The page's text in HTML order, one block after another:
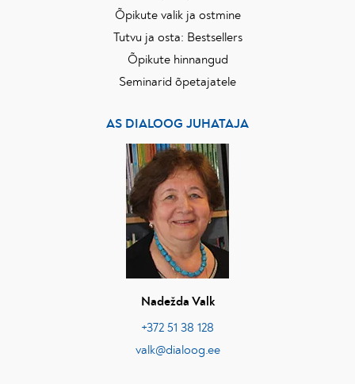
Õpikute valik ja ostmine
Tutvu ja osta: Bestsellers
Õpikute hinnangud
Seminarid õpetajatele
AS DIALOOG JUHATAJA
Nadežda Valk
+372 51 38 128
valk@dialoog.ee